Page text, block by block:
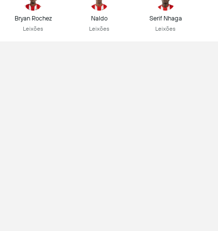
Bryan Rochez
Leixões
Naldo
Leixões
Serif Nhaga
Leixões